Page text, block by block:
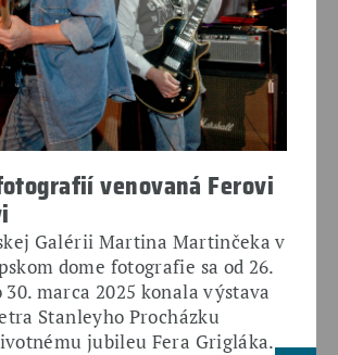
venovaná Ferovi
Galérii Martina Martinčeka v
dome fotografie sa od 26.
marca 2025 konala výstava
Stanleyho Procházku
jubileu Fera Grigláka.